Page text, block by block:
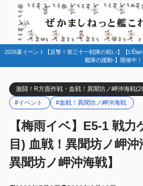
2026夏イベント【反撃！第三十一戦隊の戦い】【
艦隊の躍動-】開催中！
激闘！R方面作戦・血戦！異聞坊ノ岬沖海戦
#イベント
#血戦！異聞坊ノ岬沖海戦
【梅雨イベ】E5-1 戦
目) 血戦！異聞坊ノ岬沖
異聞坊ノ岬沖海戦】
目次
1
1.2 敵編成
1.4 第五海域開放手順
2 編成例
2.1 基地航空隊